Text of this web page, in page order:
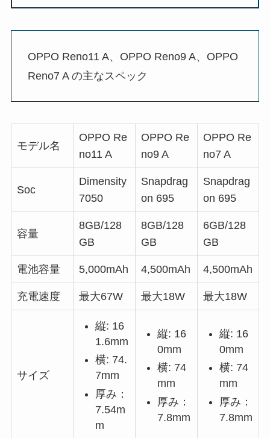
OPPO Reno11 A、OPPO Reno9 A、OPPO
Reno7 A の主なスペック
モデル名
OPPO Re
no11 A
OPPO Re
no9 A
OPPO Re
no7 A
Soc
Dimensity
7050
Snapdrag
on 695
Snapdrag
on 695
容量
8GB/128
GB
8GB/128
GB
6GB/128
GB
電池容量 5,000mAh 4,500mAh 4,500mAh
充電速度 最大67W 最大18W 最大18W
サイズ
縦: 16
1.6mm
横: 74.
7mm
厚み：
7.54m
m
縦: 16
0mm
横: 74
mm
厚み：
7.8mm
縦: 16
0mm
横: 74
mm
厚み：
7.8mm